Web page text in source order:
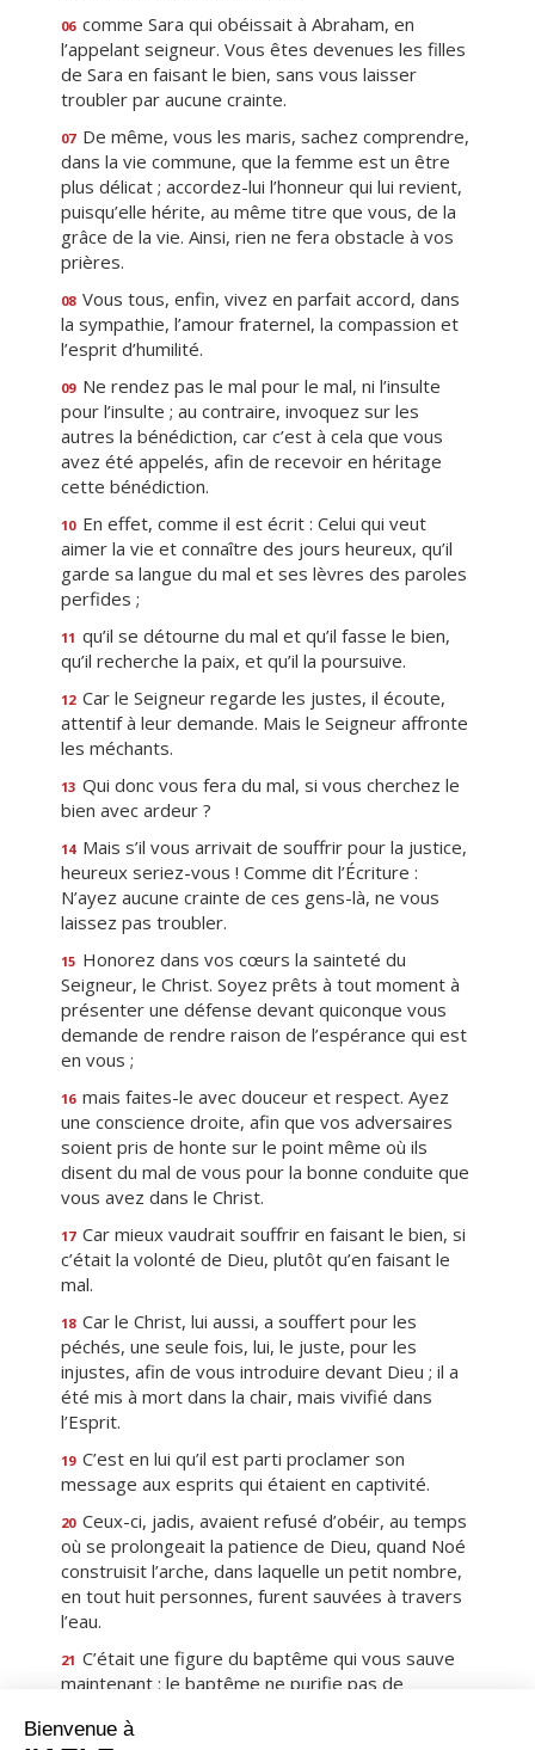
06 comme Sara qui obéissait à Abraham, en
l’appelant seigneur. Vous êtes devenues les filles
de Sara en faisant le bien, sans vous laisser
troubler par aucune crainte.
07 De même, vous les maris, sachez comprendre,
dans la vie commune, que la femme est un être
plus délicat ; accordez-lui l’honneur qui lui revient,
puisqu’elle hérite, au même titre que vous, de la
grâce de la vie. Ainsi, rien ne fera obstacle à vos
prières.
08 Vous tous, enfin, vivez en parfait accord, dans
la sympathie, l’amour fraternel, la compassion et
l’esprit d’humilité.
09 Ne rendez pas le mal pour le mal, ni l’insulte
pour l’insulte ; au contraire, invoquez sur les
autres la bénédiction, car c’est à cela que vous
avez été appelés, afin de recevoir en héritage
cette bénédiction.
10 En effet, comme il est écrit : Celui qui veut
aimer la vie et connaître des jours heureux, qu’il
garde sa langue du mal et ses lèvres des paroles
perfides ;
11 qu’il se détourne du mal et qu’il fasse le bien,
qu’il recherche la paix, et qu’il la poursuive.
12 Car le Seigneur regarde les justes, il écoute,
attentif à leur demande. Mais le Seigneur affronte
les méchants.
13 Qui donc vous fera du mal, si vous cherchez le
bien avec ardeur ?
14 Mais s’il vous arrivait de souffrir pour la justice,
heureux seriez-vous ! Comme dit l’Écriture :
N’ayez aucune crainte de ces gens-là, ne vous
laissez pas troubler.
15 Honorez dans vos cœurs la sainteté du
Seigneur, le Christ. Soyez prêts à tout moment à
présenter une défense devant quiconque vous
demande de rendre raison de l’espérance qui est
en vous ;
16 mais faites-le avec douceur et respect. Ayez
une conscience droite, afin que vos adversaires
soient pris de honte sur le point même où ils
disent du mal de vous pour la bonne conduite que
vous avez dans le Christ.
17 Car mieux vaudrait souffrir en faisant le bien, si
c’était la volonté de Dieu, plutôt qu’en faisant le
mal.
18 Car le Christ, lui aussi, a souffert pour les
péchés, une seule fois, lui, le juste, pour les
injustes, afin de vous introduire devant Dieu ; il a
été mis à mort dans la chair, mais vivifié dans
l’Esprit.
19 C’est en lui qu’il est parti proclamer son
message aux esprits qui étaient en captivité.
20 Ceux-ci, jadis, avaient refusé d’obéir, au temps
où se prolongeait la patience de Dieu, quand Noé
construisit l’arche, dans laquelle un petit nombre,
en tout huit personnes, furent sauvées à travers
l’eau.
21 C’était une figure du baptême qui vous sauve
maintenant : le baptême ne purifie pas de
envers Dieu d’une conscience droite et il sauve